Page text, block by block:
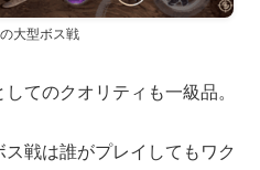
大型ボス戦
てのクオリティも一級品。
戦は誰がプレイしてもワク